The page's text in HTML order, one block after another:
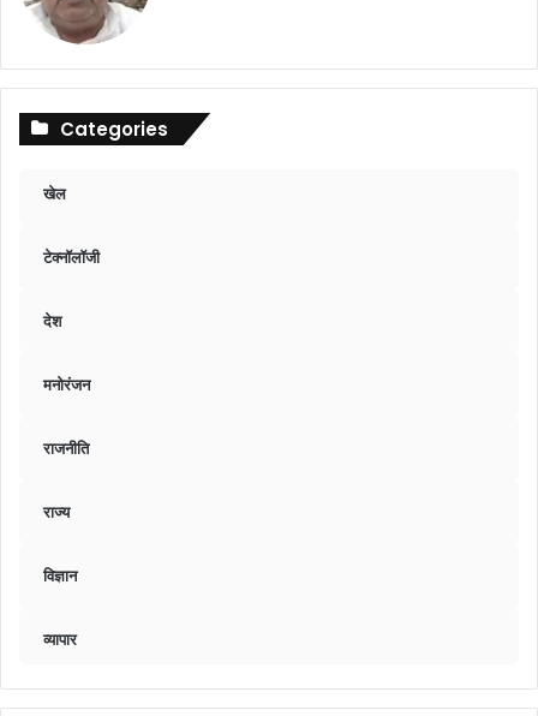
Categories
खेल
टेक्नॉलॉजी
देश
मनोरंजन
राजनीति
राज्य
विज्ञान
व्यापार